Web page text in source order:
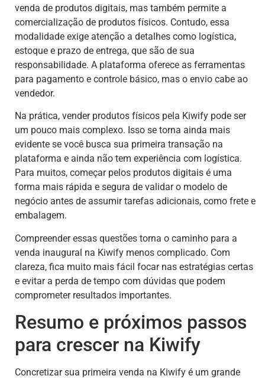
venda de produtos digitais, mas também permite a
comercialização de produtos físicos. Contudo, essa
modalidade exige atenção a detalhes como logística,
estoque e prazo de entrega, que são de sua
responsabilidade. A plataforma oferece as ferramentas
para pagamento e controle básico, mas o envio cabe ao
vendedor.
Na prática, vender produtos físicos pela Kiwify pode ser
um pouco mais complexo. Isso se torna ainda mais
evidente se você busca sua primeira transação na
plataforma e ainda não tem experiência com logística.
Para muitos, começar pelos produtos digitais é uma
forma mais rápida e segura de validar o modelo de
negócio antes de assumir tarefas adicionais, como frete e
embalagem.
Compreender essas questões torna o caminho para a
venda inaugural na Kiwify menos complicado. Com
clareza, fica muito mais fácil focar nas estratégias certas
e evitar a perda de tempo com dúvidas que podem
comprometer resultados importantes.
Resumo e próximos passos
para crescer na Kiwify
Concretizar sua primeira venda na Kiwify é um grande